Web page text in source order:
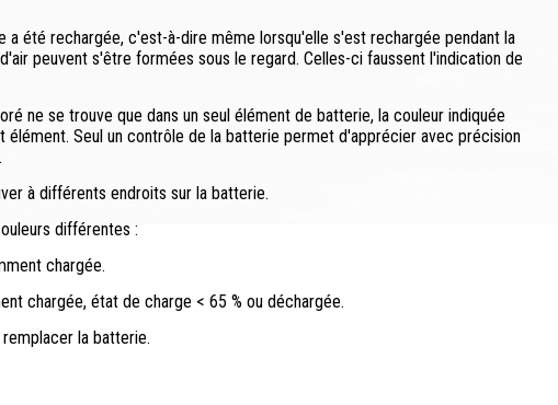
a été rechargée, c'est-à-dire même lorsqu'elle s'est rechargée pendant la
peuvent s'être formées sous le regard. Celles-ci faussent l'indication de
ne se trouve que dans un seul élément de batterie, la couleur indiquée
élément. Seul un contrôle de la batterie permet d'apprécier avec précision
à différents endroits sur la batterie.
différentes :
chargée.
chargée, état de charge < 65 % ou déchargée.
la batterie.